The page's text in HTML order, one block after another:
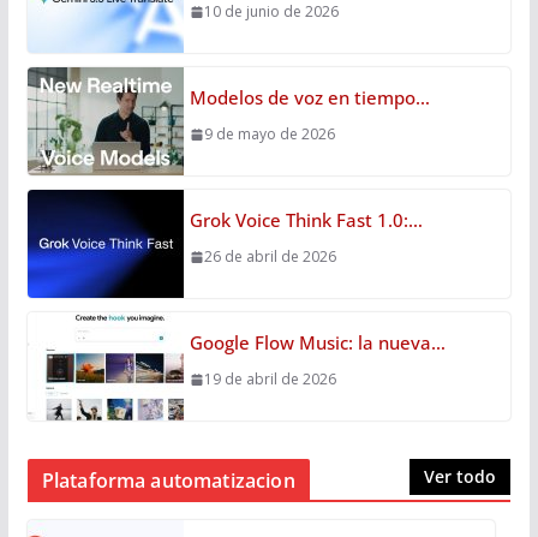
10 de junio de 2026
Modelos de voz en tiempo…
9 de mayo de 2026
Grok Voice Think Fast 1.0:…
26 de abril de 2026
Google Flow Music: la nueva…
19 de abril de 2026
Plataforma automatizacion Ver todo